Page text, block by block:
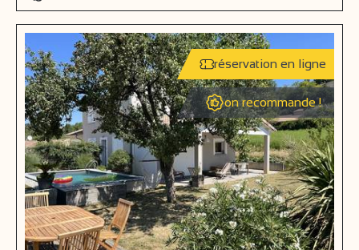
réservation en ligne
on recommande !